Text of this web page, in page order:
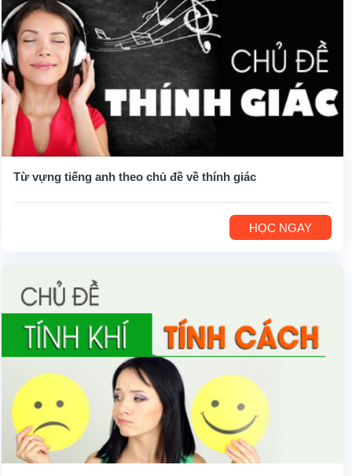
Từ vựng tiếng anh theo chủ đề về thính giác
HỌC NGAY